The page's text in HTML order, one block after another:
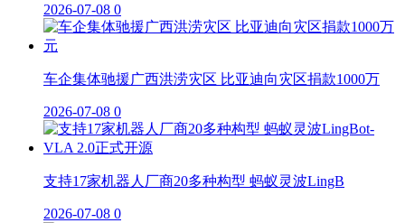
2026-07-08 0
车企集体驰援广西洪涝灾区 比亚迪向灾区捐款1000万
2026-07-08 0
支持17家机器人厂商20多种构型 蚂蚁灵波LingB
2026-07-08 0